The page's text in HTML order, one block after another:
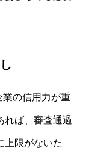
の信用力が重
れば、審査通過
上限がないた